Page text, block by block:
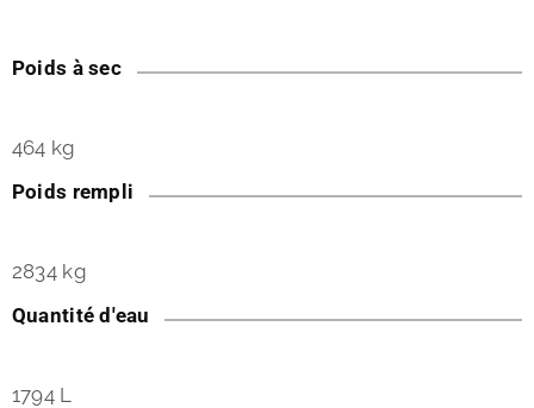
Poids à sec
464 kg
Poids rempli
2834 kg
Quantité d'eau
1794 L